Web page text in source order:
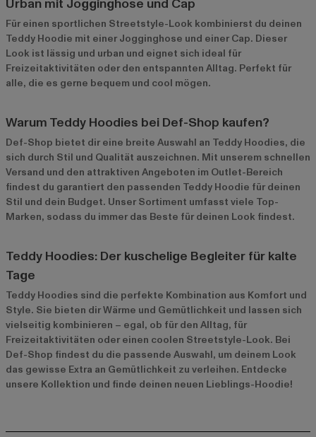
Urban mit Jogginghose und Cap
Für einen sportlichen Streetstyle-Look kombinierst du deinen
Teddy Hoodie mit einer Jogginghose und einer Cap. Dieser
Look ist lässig und urban und eignet sich ideal für
Freizeitaktivitäten oder den entspannten Alltag. Perfekt für
alle, die es gerne bequem und cool mögen.
Warum Teddy Hoodies bei Def-Shop kaufen?
Def-Shop bietet dir eine breite Auswahl an Teddy Hoodies, die
sich durch Stil und Qualität auszeichnen. Mit unserem schnellen
Versand und den attraktiven Angeboten im Outlet-Bereich
findest du garantiert den passenden Teddy Hoodie für deinen
Stil und dein Budget. Unser Sortiment umfasst viele Top-
Marken, sodass du immer das Beste für deinen Look findest.
Teddy Hoodies: Der kuschelige Begleiter für kalte
Tage
Teddy Hoodies sind die perfekte Kombination aus Komfort und
Style. Sie bieten dir Wärme und Gemütlichkeit und lassen sich
vielseitig kombinieren – egal, ob für den Alltag, für
Freizeitaktivitäten oder einen coolen Streetstyle-Look. Bei
Def-Shop findest du die passende Auswahl, um deinem Look
das gewisse Extra an Gemütlichkeit zu verleihen. Entdecke
unsere Kollektion und finde deinen neuen Lieblings-Hoodie!